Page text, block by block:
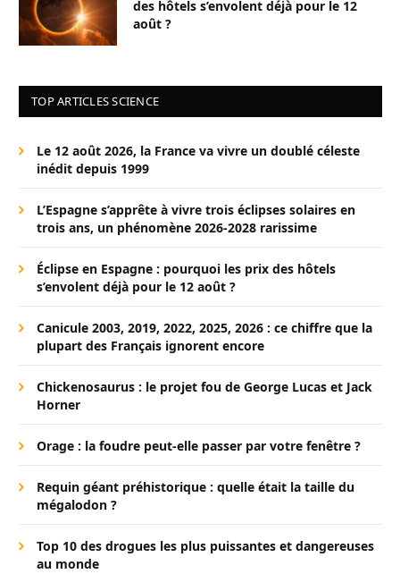
des hôtels s’envolent déjà pour le 12
août ?
TOP ARTICLES SCIENCE
Le 12 août 2026, la France va vivre un doublé céleste
inédit depuis 1999
L’Espagne s’apprête à vivre trois éclipses solaires en
trois ans, un phénomène 2026-2028 rarissime
Éclipse en Espagne : pourquoi les prix des hôtels
s’envolent déjà pour le 12 août ?
Canicule 2003, 2019, 2022, 2025, 2026 : ce chiffre que la
plupart des Français ignorent encore
Chickenosaurus : le projet fou de George Lucas et Jack
Horner
Orage : la foudre peut-elle passer par votre fenêtre ?
Requin géant préhistorique : quelle était la taille du
mégalodon ?
Top 10 des drogues les plus puissantes et dangereuses
au monde